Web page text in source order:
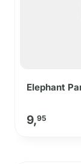
Elephant
9,95